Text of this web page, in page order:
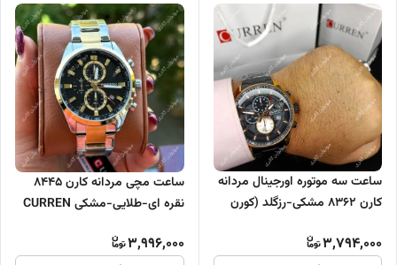
ساعت سه موتوره اورجینال مردانه
کارن 8362 مشکی-رزگلد (کورن
3,794,000
ساعت مچی مردانه کارن 8445
نقره ای-طلایی-مشکی CURREN
3,996,000